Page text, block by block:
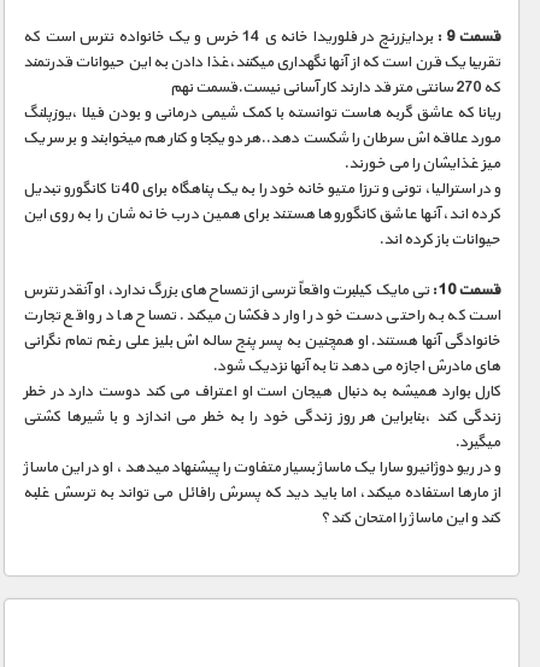
قسمت 9 :
بردایزرنچ در فلوریدا خانه ی 14 خرس و یک خانواده نترس است که
تقریبا یک قرن است که از آنها نگهداری میکنند،غذا دادن به این حیوانات قدرتمند
که 270 سانتی متر قد دارند کار آسانی نیست.قسمت نهم
ریانا که عاشق گربه هاست توانسته با کمک شیمی درمانی و بودن فیلا ،یوزپلنگ
مورد علاقه اش سرطان را شکست دهد..هر دو یکجا و کنار هم میخوابند و بر سر یک
میز غذایشان را می خورند.
و در استرالیا، تونی و ترزا متیو خانه خود را به یک پناهگاه برای 40 تا کانگورو تبدیل
کرده اند، آنها عاشق کانگوروها هستند برای همین درب خانه شان را به روی این
حیوانات باز کرده اند.
قسمت 10 :
تی مایک کیلبرت واقعاً ترسی از تمساح های بزرگ ندارد، او آنقدر نترس
است که به راحتی دست خود را وارد فکشان میکند. تمساح ها در واقع تجارت
خانوادگی آنها هستند. او همچنین به پسر پنج ساله اش بلیز علی رغم تمام نگرانی
های مادرش اجازه می دهد تا به آنها نزدیک شود.
کارل بوارد همیشه به دنبال هیجان است او اعتراف می کند دوست دارد در خطر
زندگی کند ،بنابراین هر روز زندگی خود را به خطر می اندازد و با شیرها کشتی
میگیرد.
و در ریو دوژانیرو سارا یک ماساژ بسیار متفاوت را پیشنهاد میدهد ، او در این ماساژ
از مارها استفاده میکند، اما باید دید که پسرش رافائل می تواند به ترسش غلبه
کند و این ماساژ را امتحان کند؟